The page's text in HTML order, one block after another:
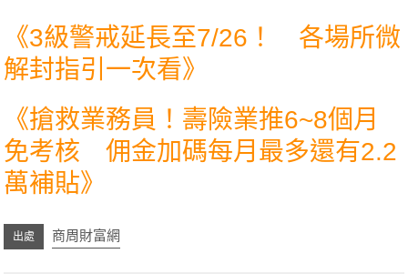
《3級警戒延長至7/26！ 各場所微
解封指引一次看》
《搶救業務員！壽險業推6~8個月
免考核 佣金加碼每月最多還有2.2
萬補貼》
商周財富網